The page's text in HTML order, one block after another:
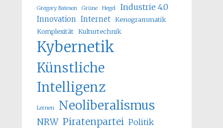
Gregory Bateson Grüne Hegel Industrie 4.0
Innovation Internet Kenogrammatik
Komplexität Kulturtechnik
Kybernetik
Künstliche
Intelligenz
Lernen Neoliberalismus
NRW Piratenpartei Politik